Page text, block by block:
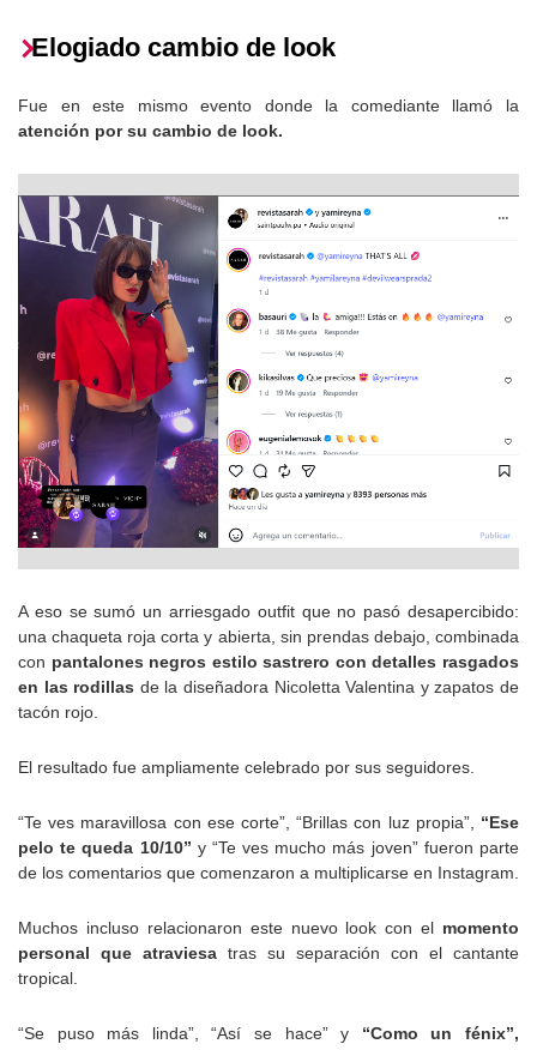
Elogiado cambio de look
Fue en este mismo evento donde la comediante llamó la
atención por su cambio de look.
A eso se sumó un arriesgado outfit que no pasó desapercibido:
una chaqueta roja corta y abierta, sin prendas debajo, combinada
con pantalones negros estilo sastrero con detalles rasgados
en las rodillas de la diseñadora Nicoletta Valentina y zapatos de
tacón rojo.
El resultado fue ampliamente celebrado por sus seguidores.
“Te ves maravillosa con ese corte”, “Brillas con luz propia”, “Ese
pelo te queda 10/10” y “Te ves mucho más joven” fueron parte
de los comentarios que comenzaron a multiplicarse en Instagram.
Muchos incluso relacionaron este nuevo look con el momento
personal que atraviesa tras su separación con el cantante
tropical.
“Se puso más linda”, “Así se hace” y “Como un fénix”,